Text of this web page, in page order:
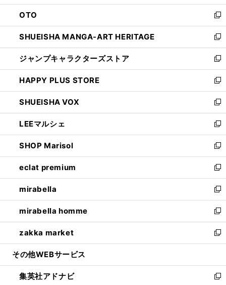
ウ
で
開
く
ン
ド
ウ
で
開
く
OTO
新
し
い
ウ
ィ
ン
ド
ウ
で
開
く
SHUEISHA MANGA-ART HERITAGE
新
し
い
ウ
ィ
ン
ド
ウ
で
開
く
ジャンプキャラクターズストア
新
し
い
ウ
ィ
ン
ド
ウ
で
開
く
HAPPY PLUS STORE
新
し
い
ウ
ィ
ン
ド
ウ
で
開
く
SHUEISHA VOX
新
し
い
ウ
ィ
ン
ド
ウ
で
開
く
LEEマルシェ
新
し
い
ウ
ィ
ン
ド
ウ
で
開
く
SHOP Marisol
新
し
い
ウ
ィ
ン
ド
ウ
で
開
eclat premium
新
し
い
ウ
ィ
ン
ド
ウ
開
く
mirabella
新
し
い
ウ
ィ
ン
ウ
で
mirabella homme
新
し
い
ウ
ン
ド
zakka market
新
し
ウ
ィ
その他WEBサービス
集英社アドナビ
新